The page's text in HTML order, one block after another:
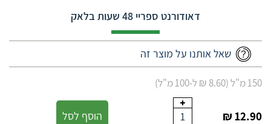
דאודורנט ספריי 48 שעות בלאק
שאל אותנו על מוצר זה
150 מ"ל (8.60 ₪ ל-100 מ"ל)
12.90 ₪
1 הוסף לסל